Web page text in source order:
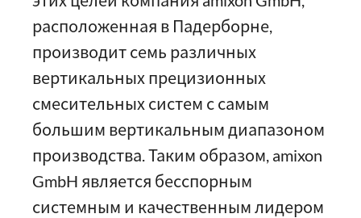
расположенная в Падерборне,
производит семь различных
вертикальных прецизионных
смесительных систем с самым
большим вертикальным диапазоном
производства. Таким образом, amixon
GmbH является бесспорным
системным и качественным лидером